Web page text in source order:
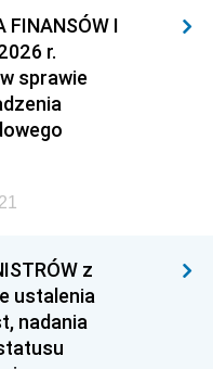
FINANSÓW I
r.
sprawie
z
ustalenia
nadania